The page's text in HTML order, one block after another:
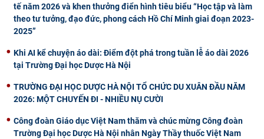
tế năm 2026 và khen thưởng điển hình tiêu biểu “Học tập và làm
theo tư tưởng, đạo đức, phong cách Hồ Chí Minh giai đoạn 2023-
2025”
Khi AI kể chuyện áo dài: Điểm đột phá trong tuần lễ áo dài 2026
tại Trường Đại học Dược Hà Nội
TRƯỜNG ĐẠI HỌC DƯỢC HÀ NỘI TỔ CHỨC DU XUÂN ĐẦU NĂM
2026: MỘT CHUYẾN ĐI - NHIỀU NỤ CƯỜI
Công đoàn Giáo dục Việt Nam thăm và chúc mừng Công đoàn
Trường Đại học Dược Hà Nội nhân Ngày Thầy thuốc Việt Nam